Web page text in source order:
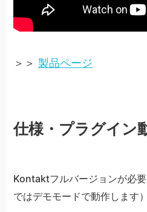
＞＞ 製品ページ
仕様・プラグイン
Kontaktフルバージョンが必
ではデモモードで動作します）